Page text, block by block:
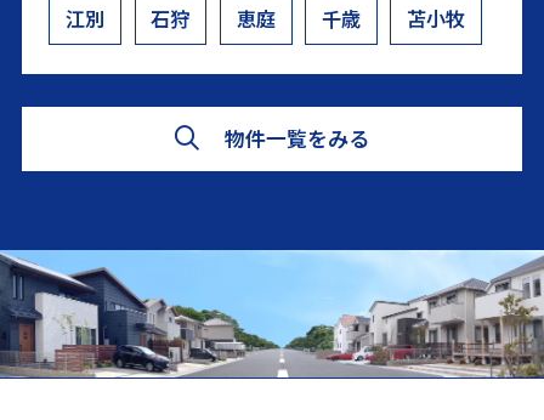
江別 石狩 恵庭 千歳 苫小牧
物件一覧をみる